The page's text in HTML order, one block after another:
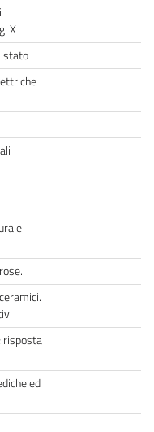
X
stato
e
risposta
ed